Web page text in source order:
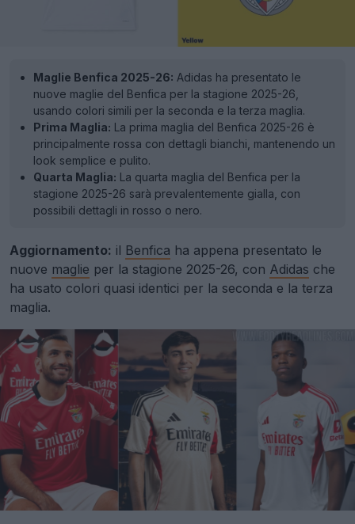
Maglie Benfica 2025-26: Adidas ha presentato le
nuove maglie del Benfica per la stagione 2025-26,
usando colori simili per la seconda e la terza maglia.
Prima Maglia: La prima maglia del Benfica 2025-26 è
principalmente rossa con dettagli bianchi, mantenendo un
look semplice e pulito.
Quarta Maglia: La quarta maglia del Benfica per la
stagione 2025-26 sarà prevalentemente gialla, con
possibili dettagli in rosso o nero.
Aggiornamento: il Benfica ha appena presentato le
nuove maglie per la stagione 2025-26, con Adidas che
ha usato colori quasi identici per la seconda e la terza
maglia.